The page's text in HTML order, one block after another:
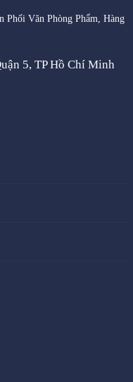
Phối Văn Phòng Phẩm, Hàng
5, TP Hồ Chí Minh